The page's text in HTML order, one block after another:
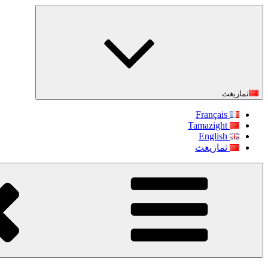
التجاوز
ثمازيغث
Français
Tamazight
English
ثمازيغث